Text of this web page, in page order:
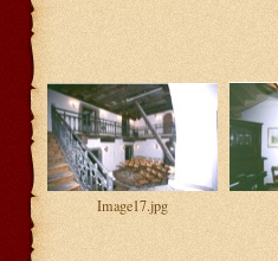
Image17.jpg